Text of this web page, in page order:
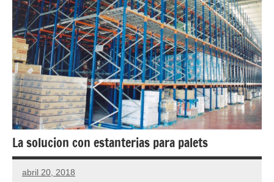
La solucion con estanterias para palets
abril 20, 2018